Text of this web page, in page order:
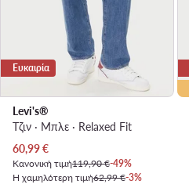
Ευκαιρία
Levi's®
Τζιν · Μπλε · Relaxed Fit
Τρέχουσα τιμή
60,99€
Κανονική τιμή119,90 €-49%
Η χαμηλότερη τιμή62,99 €-3%